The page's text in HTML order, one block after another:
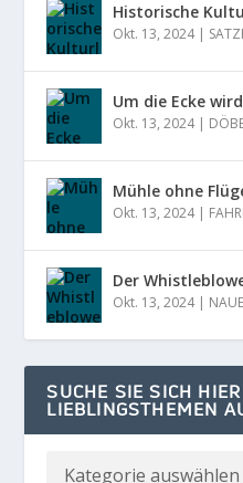
Historische
Okt. 13, 2024|
Um die Ecke
Okt. 13, 2024|
Mühle ohne
Okt. 13, 2024|
Der
Okt. 13, 2024|
SUCHE SIE SICH
LIEBLINGSTHEMEN